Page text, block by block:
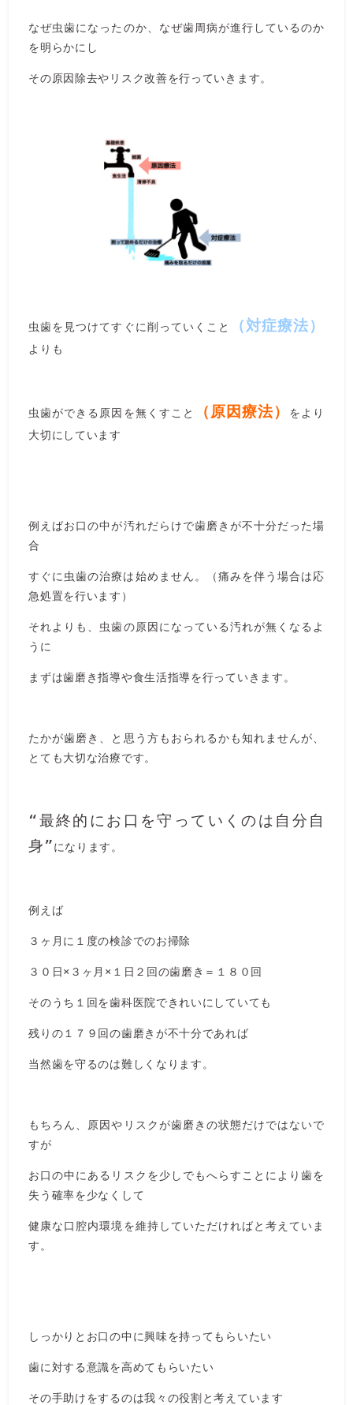
なぜ虫歯になったのか、なぜ歯周病が進行しているのか
を明らかにし
その原因除去やリスク改善を行っていきます。
虫歯を見つけてすぐに削っていくこと （対症療法）
よりも
虫歯ができる原因を無くすこと （原因療法）
をより
大切にしています
例えばお口の中が汚れだらけで歯磨きが不十分だった場
合
すぐに虫歯の治療は始めません。（痛みを伴う場合は応
急処置を行います）
それよりも、虫歯の原因になっている汚れが無くなるよ
うに
まずは歯磨き指導や食生活指導を行っていきます。
たかが歯磨き、と思う方もおられるかも知れませんが、
とても大切な治療です。
“最終的にお口を守っていくのは自分自
身”になります。
例えば
３ヶ月に１度の検診でのお掃除
３０日×３ヶ月×１日２回の歯磨き＝１８０回
そのうち１回を歯科医院できれいにしていても
残りの１７９回の歯磨きが不十分であれば
当然歯を守るのは難しくなります。
もちろん、原因やリスクが歯磨きの状態だけではないで
すが
お口の中にあるリスクを少しでもへらすことにより歯を
失う確率を少なくして
健康な口腔内環境を維持していただければと考えていま
す。
しっかりとお口の中に興味を持ってもらいたい
歯に対する意識を高めてもらいたい
その手助けをするのは我々の役割と考えています